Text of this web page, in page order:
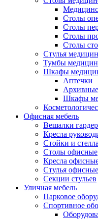
Столы
Столы
Столы
Столы
Стулья
Тумбы
Шкафы
Аптечки
Шкафы
Офисная мебель
Вешалки
Кресла
Стойки и
Столы офисные
Кресла
Стулья офисные
Секции стульев
Уличная мебель
Парковое
Спортивное